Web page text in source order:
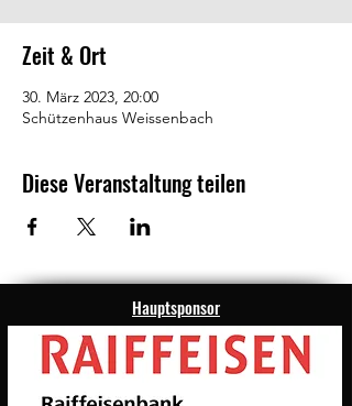
Zeit & Ort
30. März 2023, 20:00
Schützenhaus Weissenbach
Diese Veranstaltung teilen
Hauptsponsor